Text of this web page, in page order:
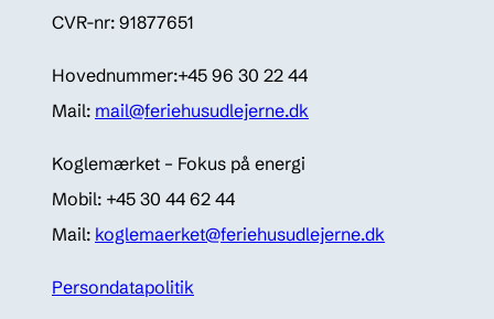
CVR-nr: 91877651
Hovednummer:+45 96 30 22 44
Mail: mail@feriehusudlejerne.dk
Koglemærket – Fokus på energi
Mobil: +45 30 44 62 44
Mail: koglemaerket@feriehusudlejerne.dk
Persondatapolitik